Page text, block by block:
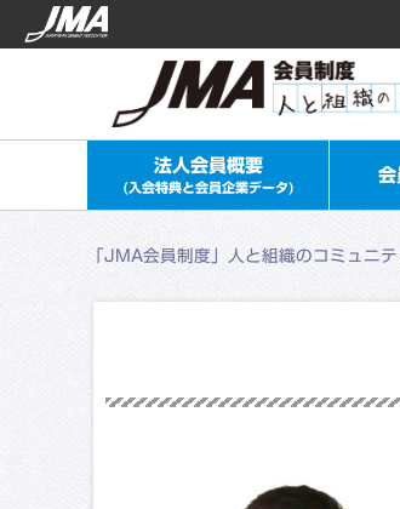
法人会員概要
(入会特典と会員企業データ)
会
「JMA会員制度」人と組織のコミュニ